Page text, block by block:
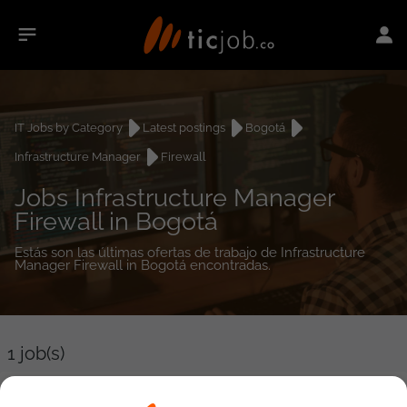
IT Jobs by Category Latest postings
Bogotá
Infrastructure Manager
Firewall
Jobs Infrastructure Manager
Firewall in Bogotá
Estás son las últimas ofertas de trabajo de Infrastructure
Manager Firewall in Bogotá encontradas.
1 job(s)